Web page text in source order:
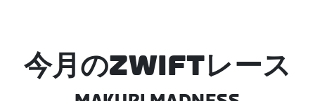
今月のZWIFTレース